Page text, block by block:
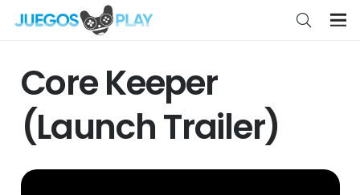
Core Keeper
(Launch Trailer)